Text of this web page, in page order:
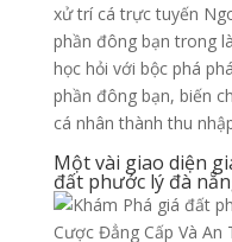
xử trí cá trực tuyến
phần đông bạn trong
học hỏi với bộc phá
phần đông bạn, biến
cá nhân thành thu
Một vài giao diện
đất phước lý đà